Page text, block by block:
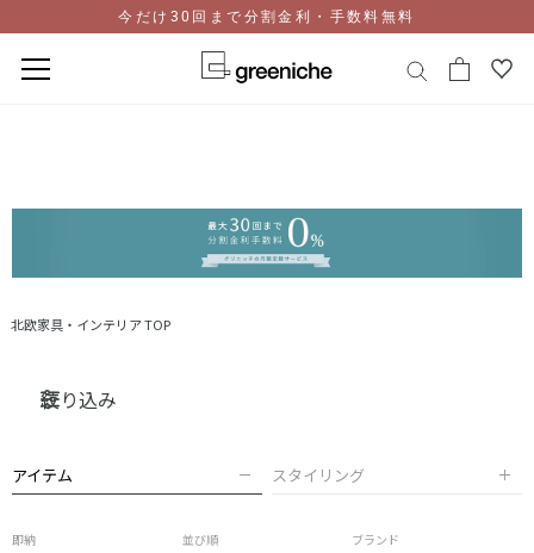
ツ
ッ
今だけ30回まで分割金利・手数料無料
北欧家具・インテリア TOP
絞り込み
アイテム スタイリング
即納 並び順 ブランド